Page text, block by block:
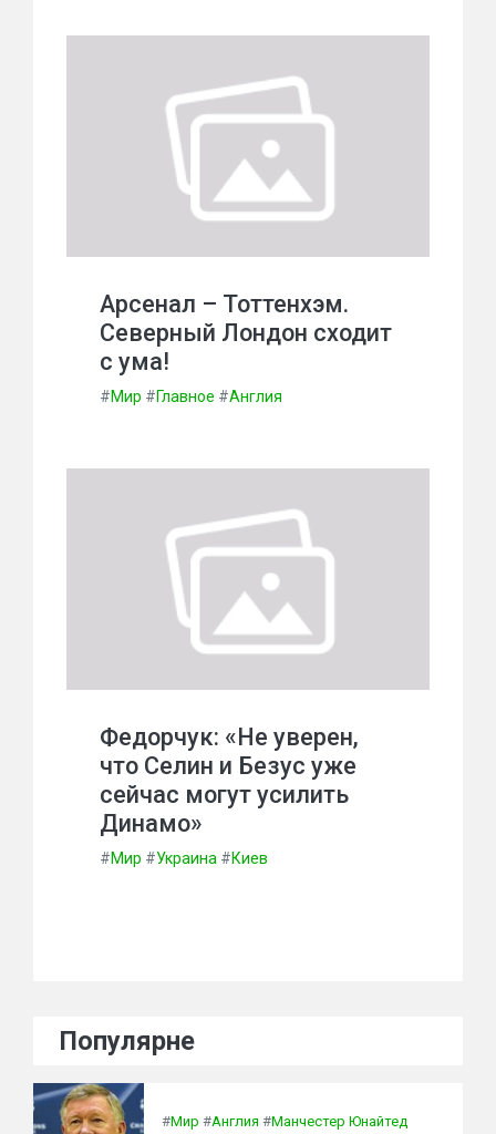
Арсенал – Тоттенхэм.
Северный Лондон сходит
с ума!
#Мир #Главное #Англия
Федорчук: «Не уверен,
что Селин и Безус уже
сейчас могут усилить
Динамо»
#Мир #Украина #Киев
Популярне
#Мир #Англия #Манчестер Юнайтед